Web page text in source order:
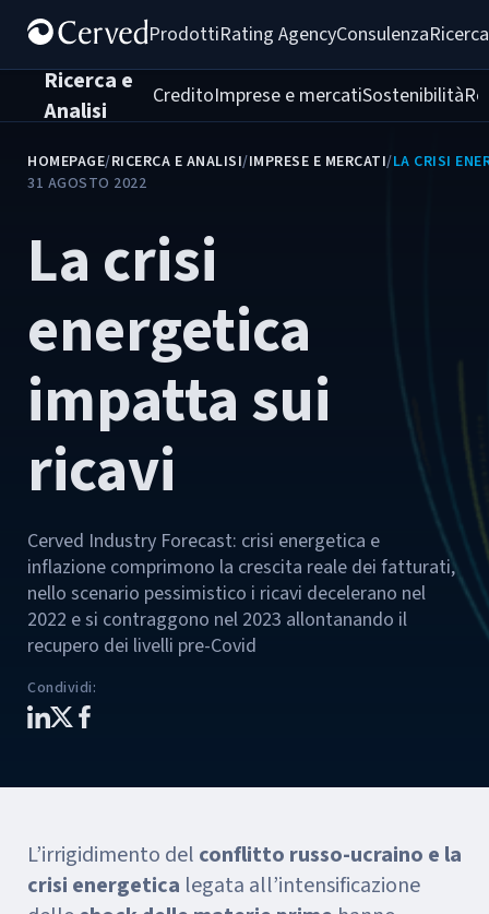
ProdottiRating AgencyConsulenza
Ricerca e
Analisi
CreditoImprese e mercatiSostenibilità
HOMEPAGE/RICERCA E ANALISI/IMPRESE E MERCATI/LA CRISI
31 AGOSTO 2022
La crisi
energetica
impatta sui
ricavi
Cerved Industry Forecast: crisi energetica e
inflazione comprimono la crescita reale dei fatturati,
nello scenario pessimistico i ricavi decelerano nel
2022 e si contraggono nel 2023 allontanando il
recupero dei livelli pre-Covid
Condividi:
L’irrigidimento del conflitto russo-ucraino e la
crisi energetica legata all’intensificazione